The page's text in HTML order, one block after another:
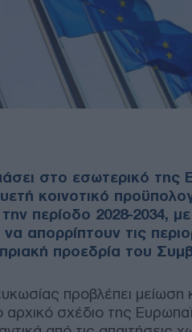
στο εσωτερικό της
κοινοτικό
περίοδο 2028-2034,
απορρίπτουν τις
προεδρία του
προβλέπει μείωση
σχέδιο της